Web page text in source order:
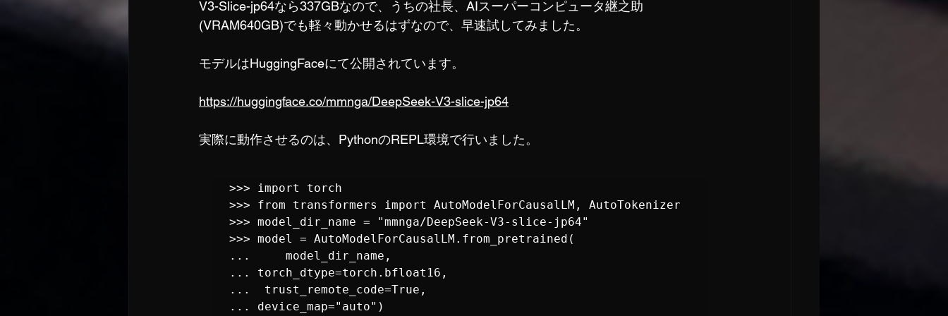
V3-Slice-jp64なら337GBなので、うちの社長、AIスーパーコンピュータ継之助
(VRAM640GB)でも軽々動かせるはずなので、早速試してみました。
モデルはHuggingFaceにて公開されています。
https://huggingface.co/mmnga/DeepSeek-V3-slice-jp64
実際に動作させるのは、PythonのREPL環境で行いました。
>>> import torch
>>> from transformers import AutoModelForCausalLM, AutoTokenizer
>>> model_dir_name = "mmnga/DeepSeek-V3-slice-jp64"
>>> model = AutoModelForCausalLM.from_pretrained(
...     model_dir_name,
... torch_dtype=torch.bfloat16,
...  trust_remote_code=True,